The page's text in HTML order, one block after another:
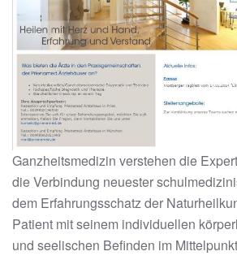
Ganzheitsmedizin verstehen die
die Verbindung neuester
dem Erfahrungsschatz der
Patient mit seinem individuellen
und seelischen Befinden im